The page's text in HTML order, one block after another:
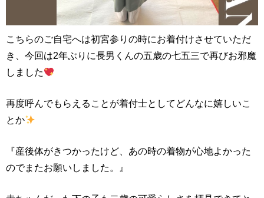
こちらのご自宅へは初宮参りの時にお着付けさせていただ
き、今回は2年ぶりに長男くんの五歳の七五三で再びお邪魔
しました
再度呼んでもらえることが着付士としてどんなに嬉しいこ
とか
『産後体がきつかったけど、あの時の着物が心地よかった
のでまたお願いしました。』